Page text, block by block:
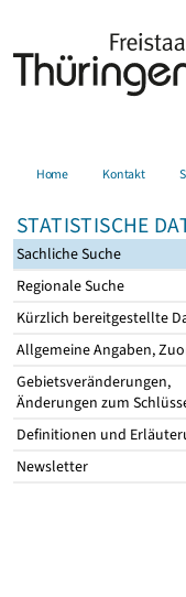
Home Kontakt
STATISTISCHE
Sachliche Suche
Regionale Suche
Kürzlich bereitgestellte
Allgemeine Angaben,
Gebietsveränderungen,
Änderungen zum
Definitionen und
Newsletter